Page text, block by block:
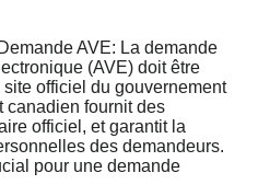
AVE: La demande
(AVE) doit être
officiel du gouvernement
canadien fournit des
officiel, et garantit la
des demandeurs.
pour une demande